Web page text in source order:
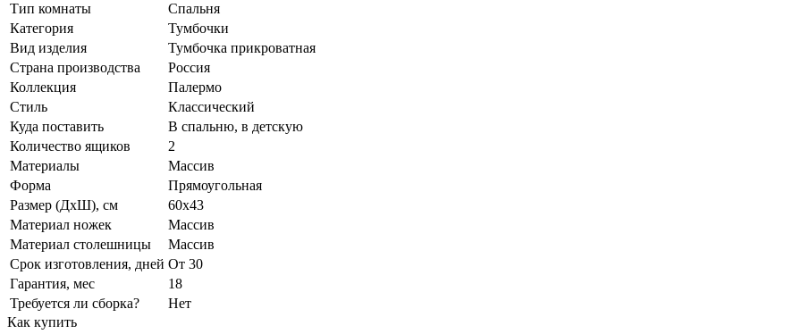
Тип комнаты
Спальня
Категория
Тумбочки
Вид изделия
Тумбочка прикроватная
Страна производства
Россия
Коллекция
Палермо
Стиль
Классический
Куда поставить
В спальню, в детскую
Количество ящиков
2
Материалы
Массив
Форма
Прямоугольная
Размер (ДхШ), см
60х43
Материал ножек
Массив
Материал столешницы
Массив
Срок изготовления, дней От 30
Гарантия, мес
18
Требуется ли сборка?
Нет
Как купить